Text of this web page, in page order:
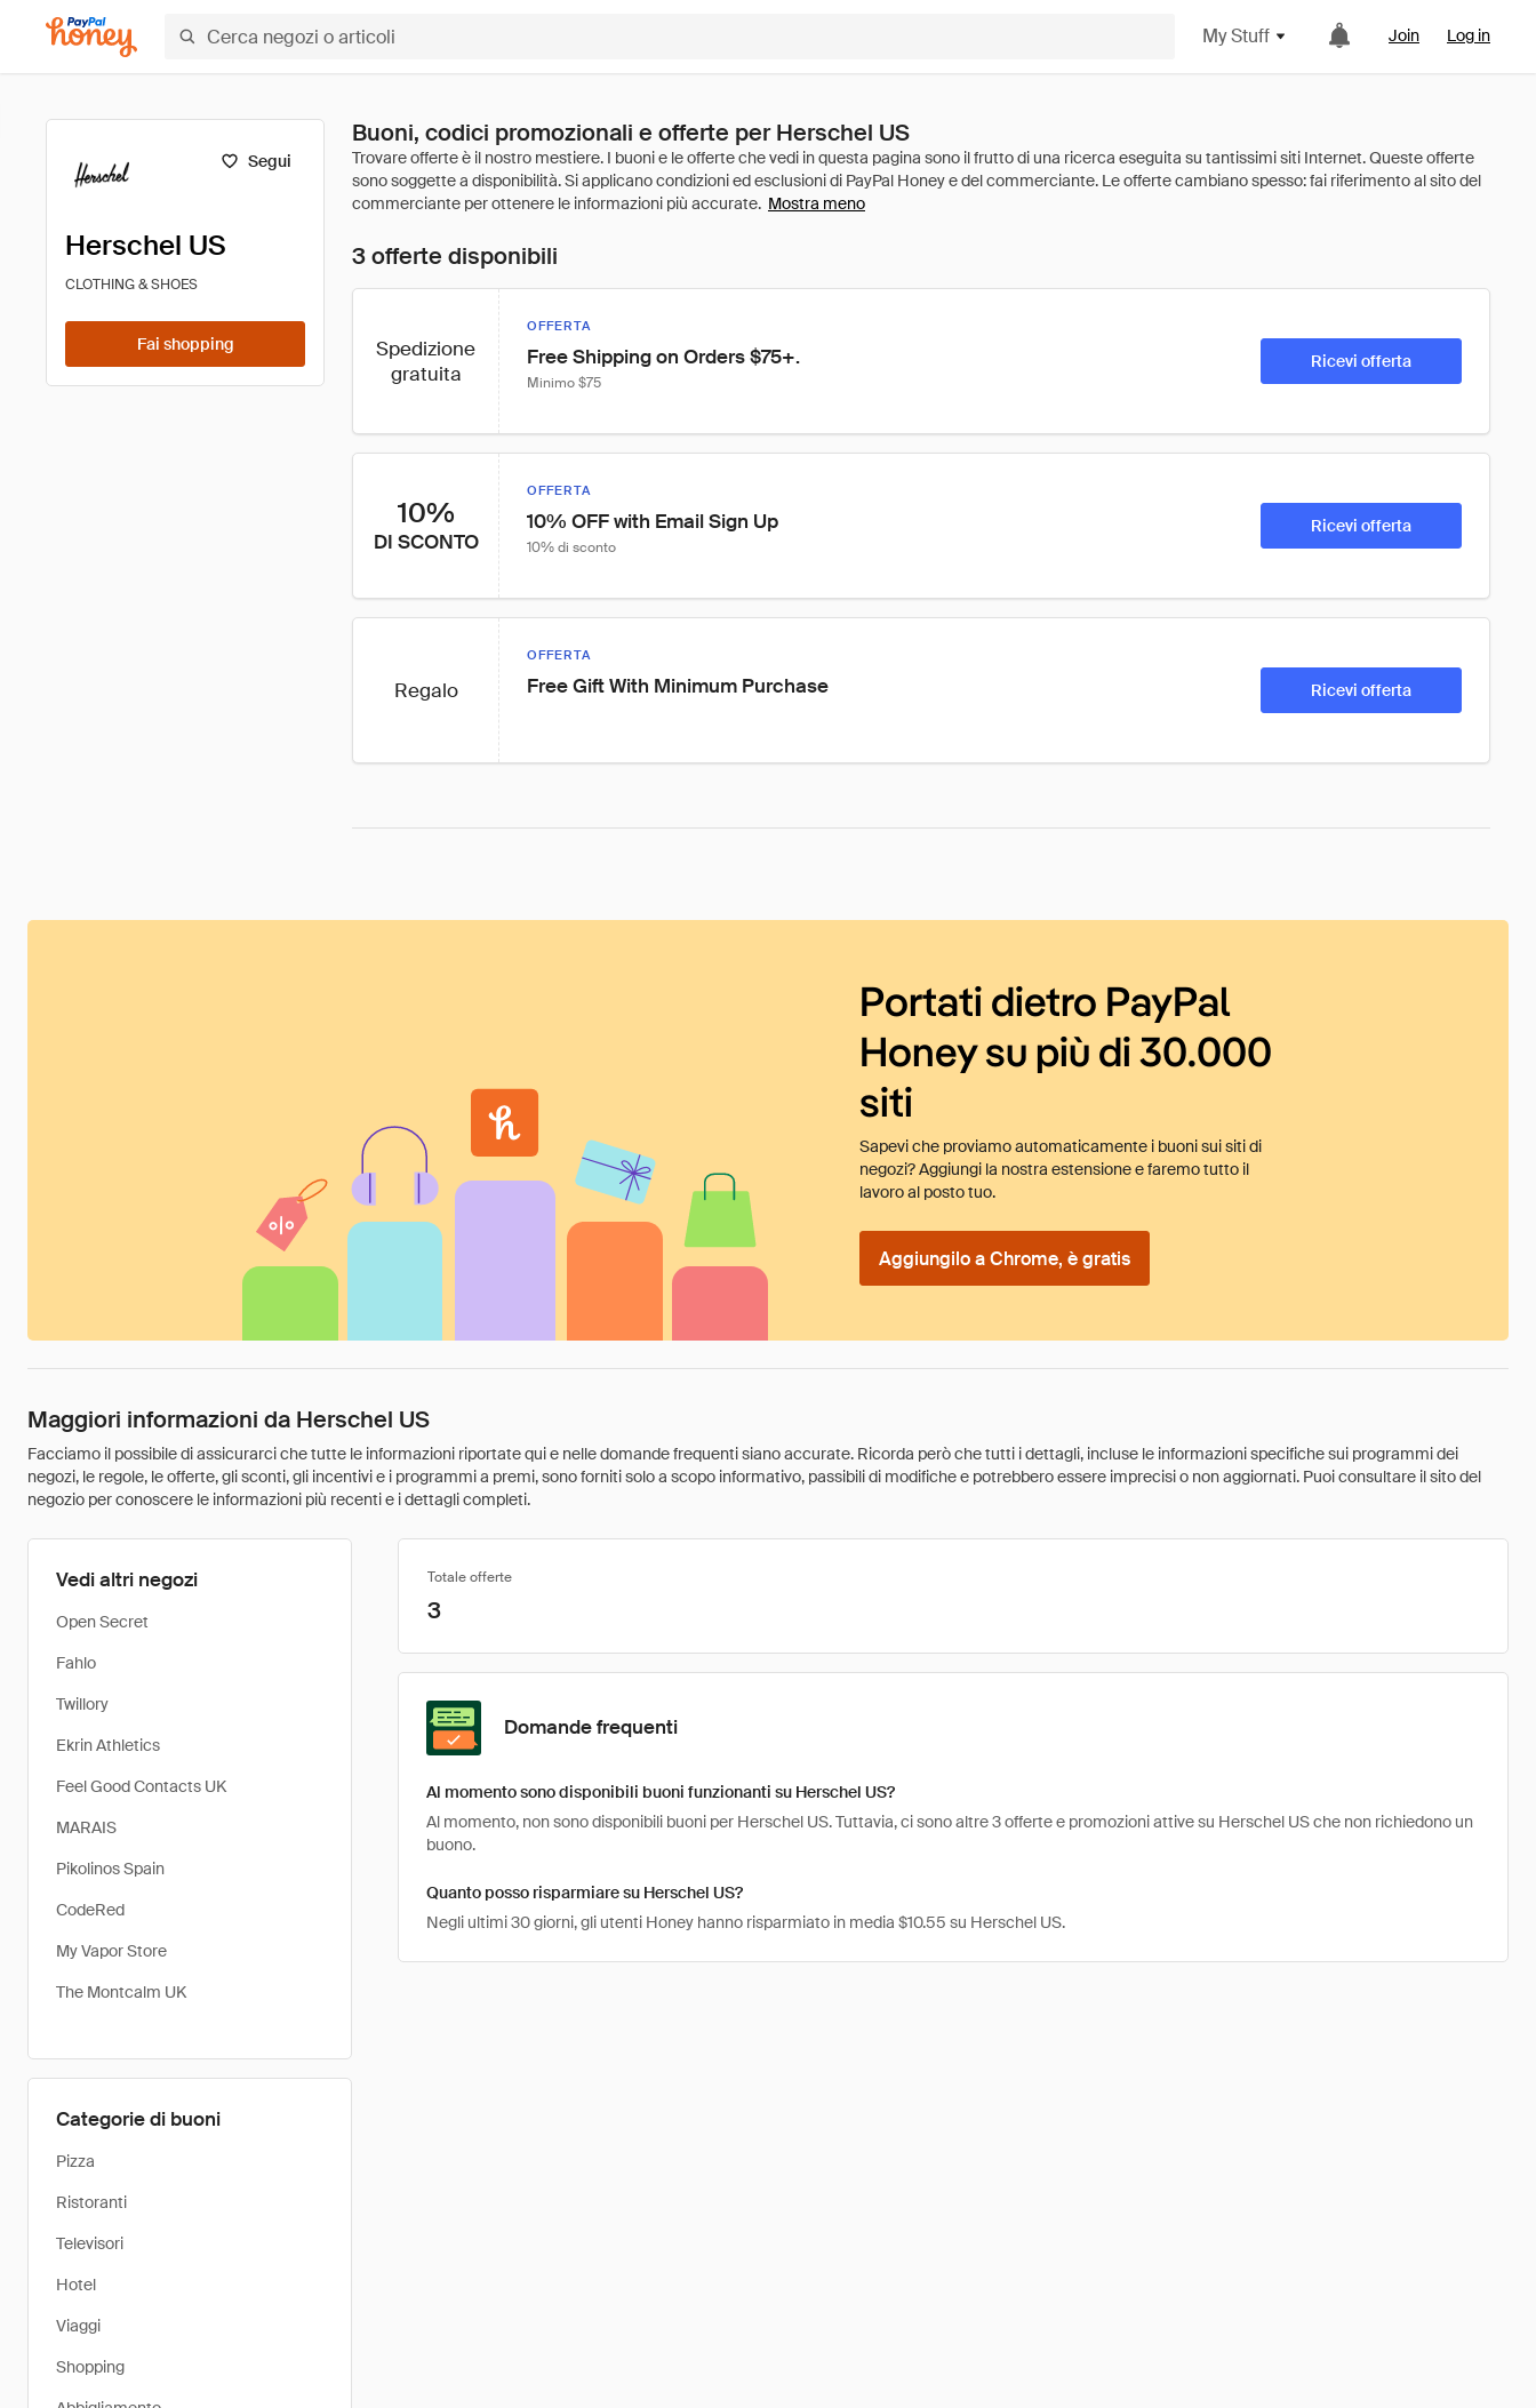
My Stuff Join Log in
Segui
Herschel US
CLOTHING & SHOES
Fai shopping
Buoni, codici promozionali e offerte per Herschel US
Mostra meno
3 offerte disponibili
Spedizione
gratuita
OFFERTA
Free Shipping on Orders $75+.
Minimo $75
Ricevi offerta
10%
DI SCONTO
OFFERTA
10% OFF with Email Sign Up
10% di sconto
Ricevi offerta
Regalo
OFFERTA
Free Gift With Minimum Purchase Ricevi offerta
Portati dietro PayPal
Honey su più di 30.000
siti
Sapevi che proviamo automaticamente i buoni sui siti di
negozi? Aggiungi la nostra estensione e faremo tutto il
lavoro al posto tuo.
Aggiungilo a Chrome, è gratis
Maggiori informazioni da Herschel US
Facciamo il possibile di assicurarci che tutte le informazioni riportate qui e nelle domande frequenti siano accurate. Ricorda però che tutti i dettagli, incluse le informazioni specifiche sui programmi dei
negozi, le regole, le offerte, gli sconti, gli incentivi e i programmi a premi, sono forniti solo a scopo informativo, passibili di modifiche e potrebbero essere imprecisi o non aggiornati. Puoi consultare il sito del
negozio per conoscere le informazioni più recenti e i dettagli completi.
Vedi altri negozi
Open Secret
Fahlo
Twillory
Ekrin Athletics
Feel Good Contacts UK
MARAIS
Pikolinos Spain
CodeRed
My Vapor Store
The Montcalm UK
Categorie di buoni
Pizza
Ristoranti
Televisori
Hotel
Viaggi
Shopping
Totale offerte
3
Domande frequenti
Al momento sono disponibili buoni funzionanti su Herschel US?
Al momento, non sono disponibili buoni per Herschel US. Tuttavia, ci sono altre 3 offerte e promozioni attive su Herschel US che non richiedono un
buono.
Quanto posso risparmiare su Herschel US?
Negli ultimi 30 giorni, gli utenti Honey hanno risparmiato in media $10.55 su Herschel US.